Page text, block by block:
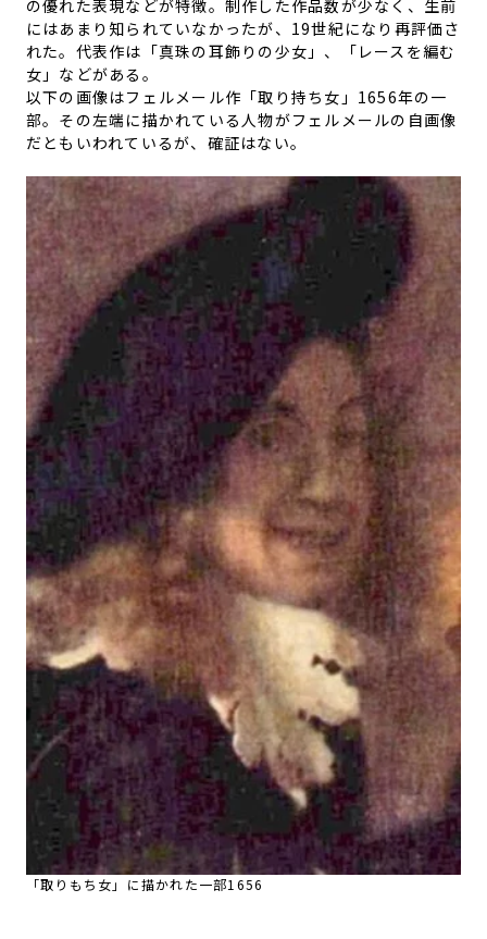
の優れた表現などが特徴。制作した作品数が少なく、生前
にはあまり知られていなかったが、19世紀になり再評価さ
れた。代表作は「真珠の耳飾りの少女」、「レースを編む
女」などがある。
以下の画像はフェルメール作「取り持ち女」1656年の一
部。その左端に描かれている人物がフェルメールの自画像
だともいわれているが、確証はない。
「取りもち女」に描かれた一部1656